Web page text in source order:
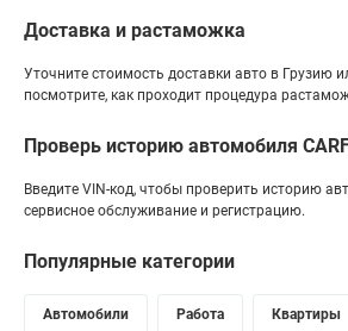
Доставка и растаможка
Уточните стоимость доставки авто в Грузию
посмотрите, как проходит процедура
Проверь историю автомобиля
Введите VIN-код, чтобы проверить историю
сервисное обслуживание и регистрацию.
Популярные категории
Автомобили Работа Квартиры